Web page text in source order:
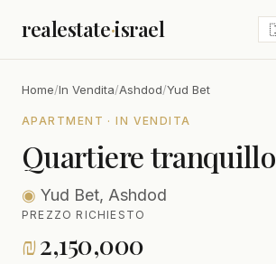
realestate·israel
Home/In Vendita/Ashdod/Yud Bet
APARTMENT · IN VENDITA
Quartiere tranquillo
◉ Yud Bet, Ashdod
PREZZO RICHIESTO
₪2,150,000